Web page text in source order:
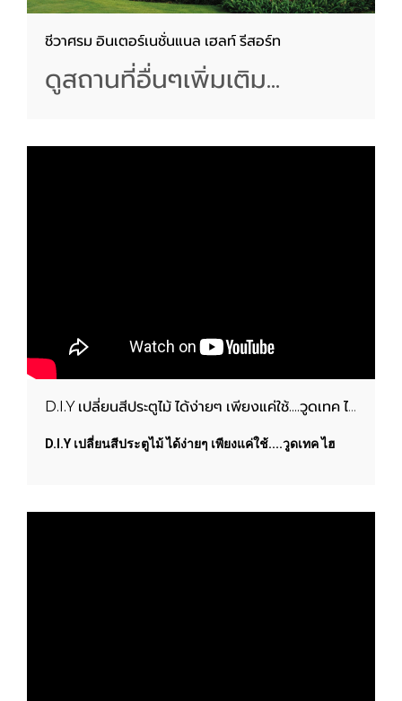
ชีวาศรม อินเตอร์เนชั่นแนล เฮลท์ รีสอร์ท
ดูสถานที่อื่นๆเพิ่มเติม...
D.I.Y เปลี่ยนสีประตูไม้ ได้ง่ายๆ เพียงแค่ใช้....วูดเทค ไฮบริด วูดการ์ด
D.I.Y เปลี่ยนสีประตูไม้ ได้ง่ายๆ เพียงแค่ใช้....วูดเทค ไฮ